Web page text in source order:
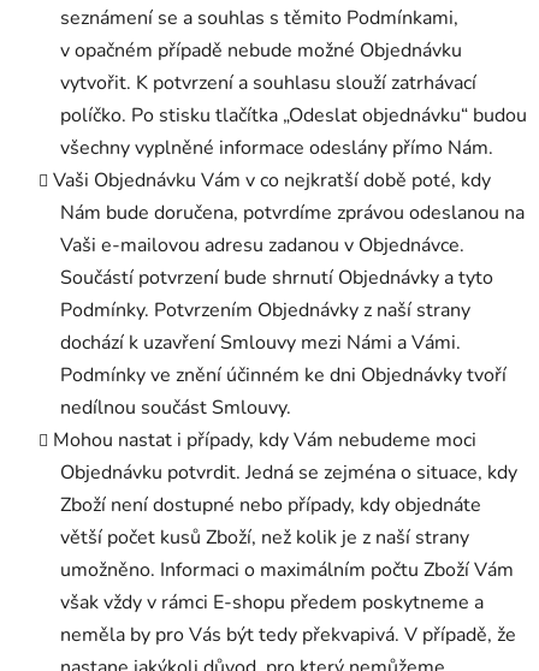
seznámení se a souhlas s těmito Podmínkami,
v opačném případě nebude možné Objednávku
vytvořit. K potvrzení a souhlasu slouží zatrhávací
políčko. Po stisku tlačítka „Odeslat objednávku“ budou
všechny vyplněné informace odeslány přímo Nám.
Vaši Objednávku Vám v co nejkratší době poté, kdy
Nám bude doručena, potvrdíme zprávou odeslanou na
Vaši e-mailovou adresu zadanou v Objednávce.
Součástí potvrzení bude shrnutí Objednávky a tyto
Podmínky. Potvrzením Objednávky z naší strany
dochází k uzavření Smlouvy mezi Námi a Vámi.
Podmínky ve znění účinném ke dni Objednávky tvoří
nedílnou součást Smlouvy.
Mohou nastat i případy, kdy Vám nebudeme moci
Objednávku potvrdit. Jedná se zejména o situace, kdy
Zboží není dostupné nebo případy, kdy objednáte
větší počet kusů Zboží, než kolik je z naší strany
umožněno. Informaci o maximálním počtu Zboží Vám
však vždy v rámci E-shopu předem poskytneme a
neměla by pro Vás být tedy překvapivá. V případě, že